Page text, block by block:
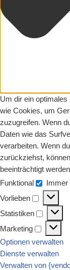
Um dir ein
wie Cookies, um
zuzugreifen. Wenn
Daten wie das
verarbeiten. Wenn
zurückziehst,
beeinträchtigt
Funktional
Immer
Vorlieben
Statistiken
Marketing
Optionen verwalten
Dienste verwalten
Verwalten von